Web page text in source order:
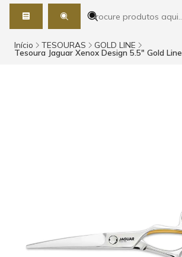
Início TESOURAS GOLD LINE
Tesoura Jaguar Xenox Design 5.5" Gold Line